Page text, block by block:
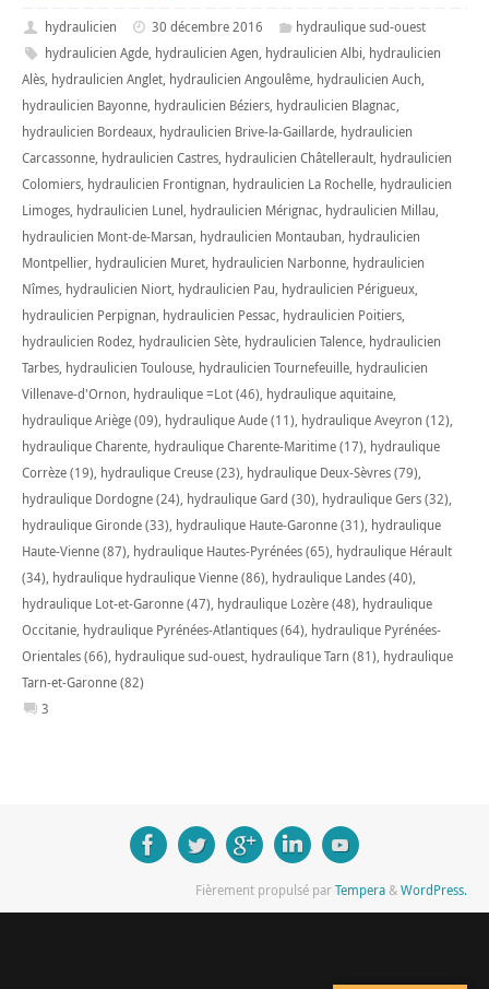
hydraulicien 30 décembre 2016
hydraulique sud-ouest
hydraulicien Agde, hydraulicien Agen, hydraulicien Albi, hydraulicien
Alès, hydraulicien Anglet, hydraulicien Angoulême, hydraulicien Auch,
hydraulicien Bayonne, hydraulicien Béziers, hydraulicien Blagnac,
hydraulicien Bordeaux, hydraulicien Brive-la-Gaillarde, hydraulicien
Carcassonne, hydraulicien Castres, hydraulicien Châtellerault, hydraulicien
Colomiers, hydraulicien Frontignan, hydraulicien La Rochelle, hydraulicien
Limoges, hydraulicien Lunel, hydraulicien Mérignac, hydraulicien Millau,
hydraulicien Mont-de-Marsan, hydraulicien Montauban, hydraulicien
Montpellier, hydraulicien Muret, hydraulicien Narbonne, hydraulicien
Nîmes, hydraulicien Niort, hydraulicien Pau, hydraulicien Périgueux,
hydraulicien Perpignan, hydraulicien Pessac, hydraulicien Poitiers,
hydraulicien Rodez, hydraulicien Sète, hydraulicien Talence, hydraulicien
Tarbes, hydraulicien Toulouse, hydraulicien Tournefeuille, hydraulicien
Villenave-d'Ornon, hydraulique =Lot (46), hydraulique aquitaine,
hydraulique Ariège (09), hydraulique Aude (11), hydraulique Aveyron (12),
hydraulique Charente, hydraulique Charente-Maritime (17), hydraulique
Corrèze (19), hydraulique Creuse (23), hydraulique Deux-Sèvres (79),
hydraulique Dordogne (24), hydraulique Gard (30), hydraulique Gers (32),
hydraulique Gironde (33), hydraulique Haute-Garonne (31), hydraulique
Haute-Vienne (87), hydraulique Hautes-Pyrénées (65), hydraulique Hérault
(34), hydraulique hydraulique Vienne (86), hydraulique Landes (40),
hydraulique Lot-et-Garonne (47), hydraulique Lozère (48), hydraulique
Occitanie, hydraulique Pyrénées-Atlantiques (64), hydraulique Pyrénées-
Orientales (66), hydraulique sud-ouest, hydraulique Tarn (81), hydraulique
Tarn-et-Garonne (82)
3
Fièrement propulsé parTempera&WordPress.